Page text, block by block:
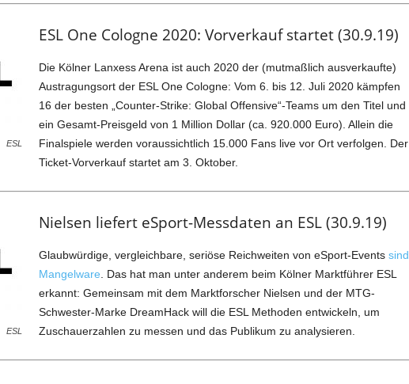
ESL
ESL One Cologne 2020: Vorverkauf startet (30.9.19)
Die Kölner Lanxess Arena ist auch 2020 der (mutmaßlich ausverkaufte)
Austragungsort der ESL One Cologne: Vom 6. bis 12. Juli 2020 kämpfen
16 der besten „Counter-Strike: Global Offensive“-Teams um den Titel und
ein Gesamt-Preisgeld von 1 Million Dollar (ca. 920.000 Euro). Allein die
Finalspiele werden voraussichtlich 15.000 Fans live vor Ort verfolgen. Der
Ticket-Vorverkauf startet am 3. Oktober.
ESL
Nielsen liefert eSport-Messdaten an ESL (30.9.19)
Glaubwürdige, vergleichbare, seriöse Reichweiten von eSport-Events sind
Mangelware . Das hat man unter anderem beim Kölner Marktführer ESL
erkannt: Gemeinsam mit dem Marktforscher Nielsen und der MTG-
Schwester-Marke DreamHack will die ESL Methoden entwickeln, um
Zuschauerzahlen zu messen und das Publikum zu analysieren.